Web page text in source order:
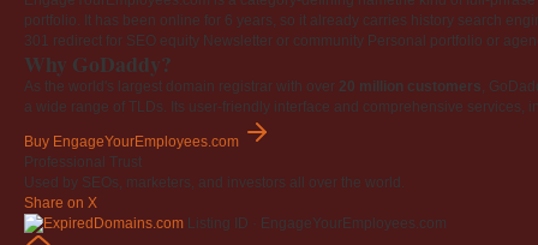
portfolio. It has been online for 6 years, so it already carries history search
301 redirect for SEO equity Newsletter or community Personal portfolio or
Why GoDaddy?
As the world's largest domain registrar with over 20 million customers,
a wide range of TLDs. Its user-friendly interface and comprehensive
Buy EngageYourEmployees.com
Professional Trust
Used by SEOs, marketers, and investors all over the world.
Share on X
Listing ID · EngageYourEmployees.com